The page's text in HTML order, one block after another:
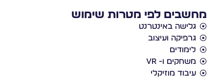
מחשבים לפי מטרות שימוש
גלישה באינטרנט
גרפיקה ועיצוב
לימודים
משחקים ו- VR
עיבוד מוזיקלי